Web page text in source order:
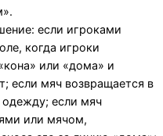
если игроками
когда игроки
или «дома» и
если мяч возвращается в
если мяч
или мячом,